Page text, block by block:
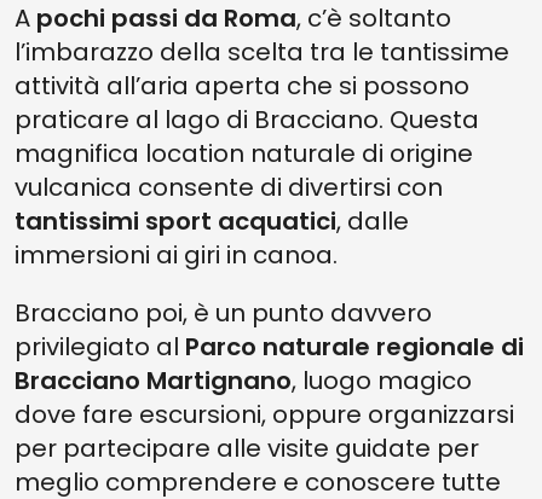
A pochi passi da Roma, c’è soltanto
l’imbarazzo della scelta tra le tantissime
attività all’aria aperta che si possono
praticare al lago di Bracciano. Questa
magnifica location naturale di origine
vulcanica consente di divertirsi con
tantissimi sport acquatici, dalle
immersioni ai giri in canoa.
Bracciano poi, è un punto davvero
privilegiato al Parco naturale regionale di
Bracciano Martignano, luogo magico
dove fare escursioni, oppure organizzarsi
per partecipare alle visite guidate per
meglio comprendere e conoscere tutte